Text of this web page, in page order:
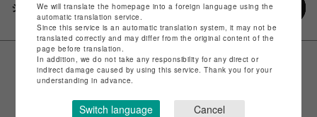
シェアするWe will translate the homepage into a foreign language using the
automatic translation service.
Since this service is an automatic translation system, it may not be
translated correctly and may differ from the original content of the
page before translation.
In addition, we do not take any responsibility for any direct or
indirect damage caused by using this service. Thank you for your
understanding in advance.
Switch language Cancel